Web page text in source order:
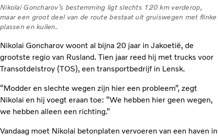
Nikolai Goncharov’s bestemming ligt slechts 120 km verderop,
maar een groot deel van de route bestaat uit gruiswegen met flinke
plassen en kuilen.
Nikolai Goncharov woont al bijna 20 jaar in Jakoetië, de
grootste regio van Rusland. Tien jaar reed hij met trucks voor
Transotdelstroy (TOS), een transportbedrijf in Lensk.
“Modder en slechte wegen zijn hier een probleem”, zegt
Nikolai en hij voegt eraan toe: “We hebben hier geen wegen,
we hebben alleen een richting.”
Vandaag moet Nikolai betonplaten vervoeren van een haven in